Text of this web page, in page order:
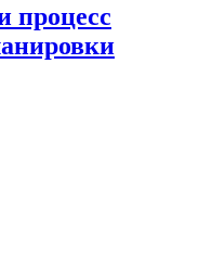
процесс